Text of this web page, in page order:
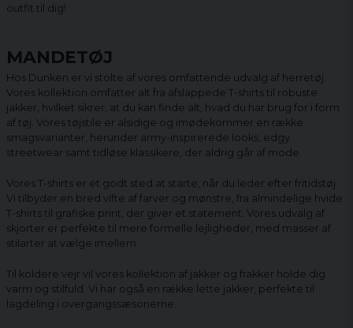
outfit til dig!
MANDETØJ
Hos Dunken er vi stolte af vores omfattende udvalg af herretøj.
Vores kollektion omfatter alt fra afslappede T-shirts til robuste
jakker, hvilket sikrer, at du kan finde alt, hvad du har brug for i form
af tøj. Vores tøjstile er alsidige og imødekommer en række
smagsvarianter, herunder army-inspirerede looks, edgy
streetwear samt tidløse klassikere, der aldrig går af mode.
Vores T-shirts er et godt sted at starte, når du leder efter fritidstøj.
Vi tilbyder en bred vifte af farver og mønstre, fra almindelige hvide
T-shirts til grafiske print, der giver et statement. Vores udvalg af
skjorter er perfekte til mere formelle lejligheder, med masser af
stilarter at vælge imellem.
Til koldere vejr vil vores kollektion af jakker og frakker holde dig
varm og stilfuld. Vi har også en række lette jakker, perfekte til
lagdeling i overgangssæsonerne.